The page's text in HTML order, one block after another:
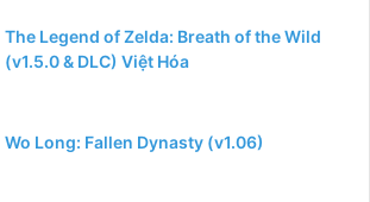
The Legend of Zelda: Breath of the Wild
(v1.5.0 & DLC) Việt Hóa
Wo Long: Fallen Dynasty (v1.06)